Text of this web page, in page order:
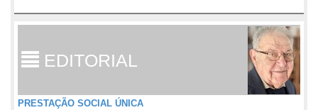
EDITORIAL
PRESTAÇÃO SOCIAL ÚNICA